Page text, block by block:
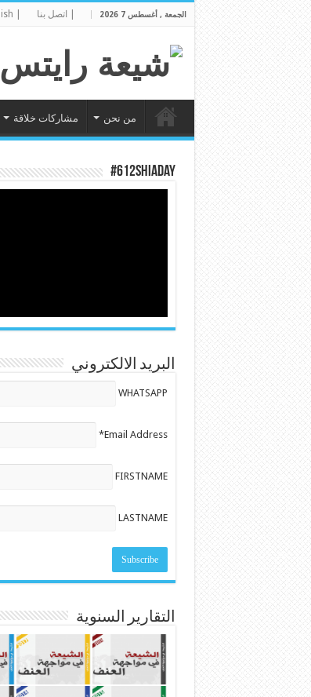
الجمعة , أغسطس 7 2026 | اتصل بنا
من نحن مشاركات خلاقة
#612ShiaDay
البريد الالكتروني
WHATSAPP
Email Address*
FIRSTNAME
LASTNAME
التقارير السنوية